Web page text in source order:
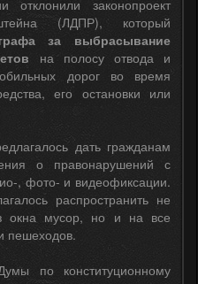
законопроект
(ЛДПР), который
за выбрасывание
на полосу отвода и
дорог во время
его остановки или
дать гражданам
о правонарушений с
, фото- и видеофиксации.
распространить не
окна мусор, но и на все
пешеходов.
по конституционному